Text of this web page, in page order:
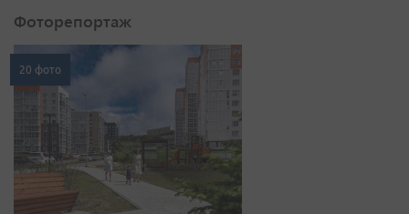
Фоторепортаж
20 фото